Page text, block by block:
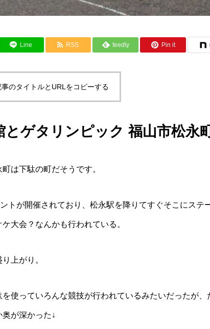
Line RSS feedly Pin it
事のタイトルとURLをコピーする
とゲタリンピック 福山市松永
は下駄の町だそうです。
トが開催されており、松永駅を降りてすぐそこにステ
大会？なんかも行われている。
上がり。
使っていろんな競技が行われているみたいだったが、
が深かった↓